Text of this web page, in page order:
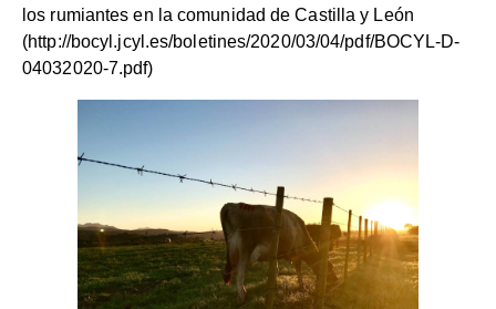
los rumiantes en la comunidad de Castilla y León
(http://bocyl.jcyl.es/boletines/2020/03/04/pdf/BOCYL-D-
04032020-7.pdf)